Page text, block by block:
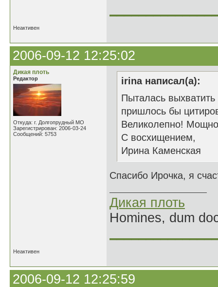
Неактивен
2006-09-12 12:25:02
Дикая плоть
Редактор
Откуда: г. Долгопрудный МО
Зарегистрирован: 2006-03-24
Сообщений: 5753
irina написал(а):
Пыталась
пришлось бы
Великолепно!
С восхищением,
Ирина Каменская
Спасибо Ирочка, я
Дикая плоть
Homines, dum
Неактивен
2006-09-12 12:25:59